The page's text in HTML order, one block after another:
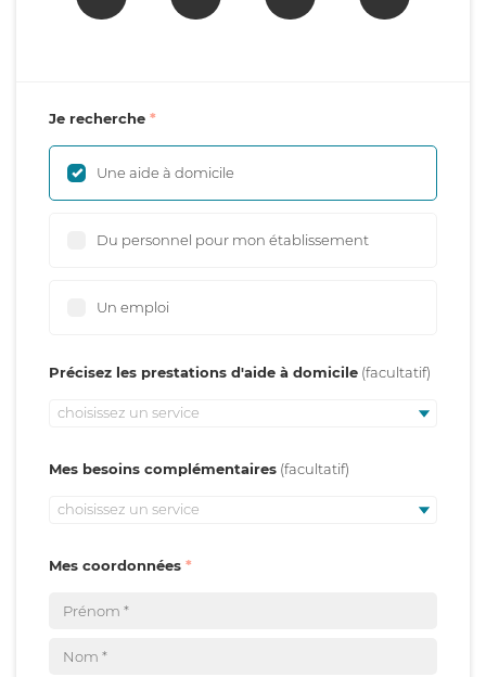
Je recherche
Une aide à domicile
Du personnel pour mon établissement
Un emploi
Précisez les prestations d'aide à domicile
choisissez un service
Mes besoins complémentaires
choisissez un service
Mes coordonnées